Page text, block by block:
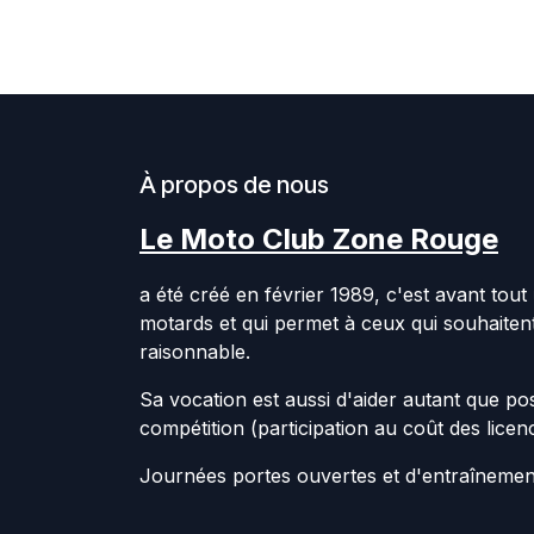
À propos de nous
Le Moto Club Zone Rouge
a été créé en février 1989, c'est avant
motards et qui permet à ceux qui
raisonnable.
Sa vocation est aussi d'aider autant que
compétition (participation au coût des
Journées portes ouvertes et